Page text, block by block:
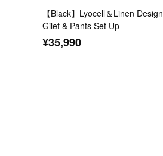
【Black】Lyocell＆Linen Design
Gilet & Pants Set Up
¥35,990